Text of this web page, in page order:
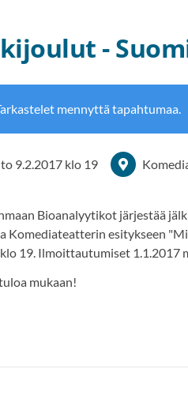
-
mennyttä tapahtumaa.
to 9.2.2017 klo 19
Bioanalyytikot järjestää
Komediateatterin esitykseen
19. Ilmoittautumiset 1.1.2017
mukaan!